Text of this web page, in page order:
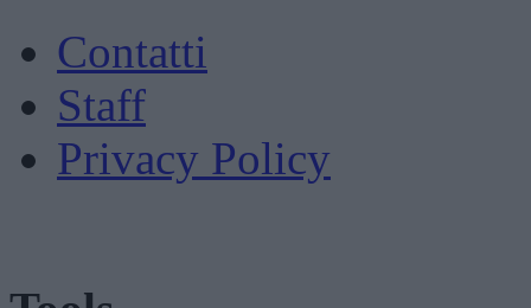
Contatti
Staff
Privacy Policy